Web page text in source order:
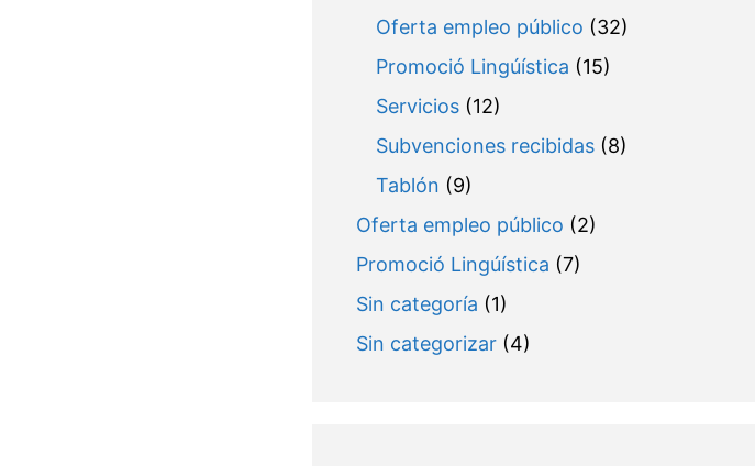
Oferta empleo público (32)
Promoció Lingúística (15)
Servicios(12)
Subvenciones recibidas(8)
Tablón (9)
Oferta empleo público (2)
Promoció Lingúística (7)
Sin categoría (1)
Sin categorizar(4)